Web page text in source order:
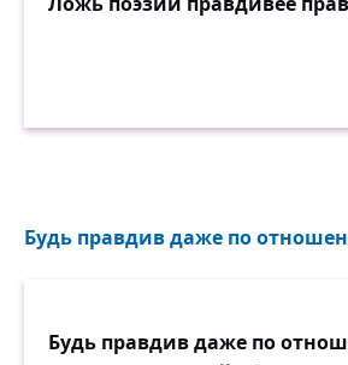
Будь правдив даже по
Будь правдив даже по